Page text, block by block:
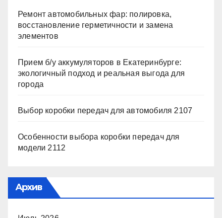
Ремонт автомобильных фар: полировка,
восстановление герметичности и замена
элементов
Прием б/у аккумуляторов в Екатеринбурге:
экологичный подход и реальная выгода для
города
Выбор коробки передач для автомобиля 2107
Особенности выбора коробки передач для
модели 2112
Архив